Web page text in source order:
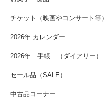
チケット（映画やコンサート等）
2026年 カレンダー
2026年 手帳 （ダイアリー）
セール品（SALE）
中古品コーナー